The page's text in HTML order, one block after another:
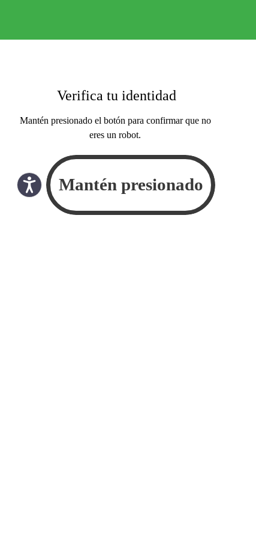
Verifica tu identidad
Mantén presionado el botón para confirmar que no
eres un robot.